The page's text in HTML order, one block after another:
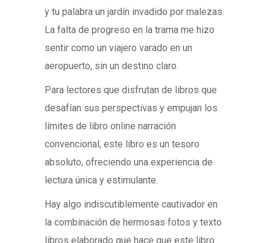
y tu palabra un jardín invadido por malezas.
La falta de progreso en la trama me hizo
sentir como un viajero varado en un
aeropuerto, sin un destino claro.
Para lectores que disfrutan de libros que
desafían sus perspectivas y empujan los
límites de libro online​ narración
convencional, este libro es un tesoro
absoluto, ofreciendo una experiencia de
lectura única y estimulante.
Hay algo indiscutiblemente cautivador en
la combinación de hermosas fotos y texto
libros elaborado que hace que este libro